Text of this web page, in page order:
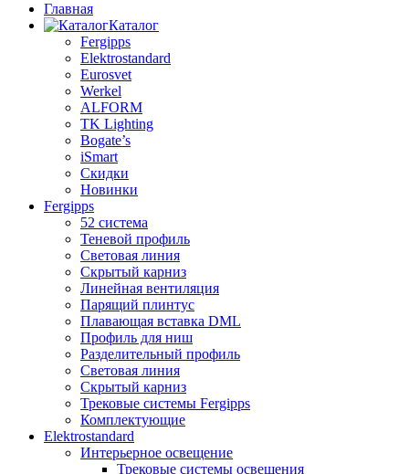
Главная
Каталог
Fergipps
Elektrostandard
Eurosvet
Werkel
ALFORM
TK Lighting
Bogate’s
iSmart
Скидки
Новинки
Fergipps
52 система
Теневой профиль
Световая линия
Скрытый карниз
Линейная вентиляция
Парящий плинтус
Плавающая вставка DML
Профиль для ниш
Разделительный профиль
Световая линия
Скрытый карниз
Трековые системы Fergipps
Комплектующие
Elektrostandard
Интерьерное освещение
Трековые системы освещения